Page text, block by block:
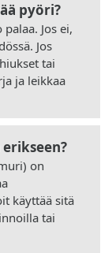
pyöri?
Jos ei,
Jos
tai
ja leikkaa
on
käyttää sitä
tai